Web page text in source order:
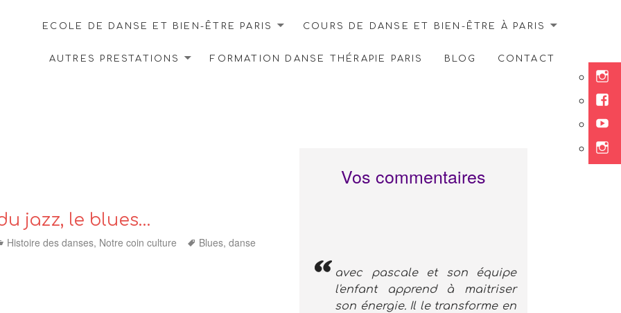
ECOLE DE DANSE ET BIEN-ÊTRE PARIS COURS DE DANSE ET BIEN-ÊTRE À PARIS
AUTRES PRESTATIONS FORMATION DANSE THÉRAPIE PARIS BLOG CONTACT
jazz, le blues…
Categories
Histoire des danses, Notre coin culture Tags
Blues,danse
Vos commentaires
avec pascale et son équipe
l'enfant apprend à maitriser
son énergie. Il le transforme en